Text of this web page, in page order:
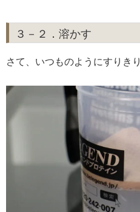
３－２．溶かす
さて、いつものようにすりき